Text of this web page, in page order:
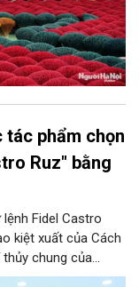
tác phẩm chọn
Ruz" bằng
Fidel Castro
kiệt xuất của Cách
chung của
5/8, tại Hà Nội,